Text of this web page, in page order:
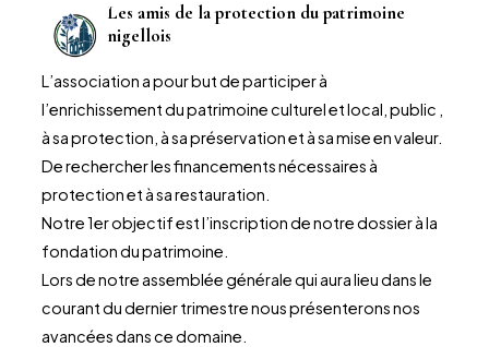
Les amis de la protection du patrimoine
nigellois
L’association a pour but de participer à
l’enrichissement du patrimoine culturel et local, public ,
à sa protection, à sa préservation et à sa mise en valeur.
De rechercher les financements nécessaires à
protection et à sa restauration.
Notre 1er objectif est l’inscription de notre dossier à la
fondation du patrimoine.
Lors de notre assemblée générale qui aura lieu dans le
courant du dernier trimestre nous présenterons nos
avancées dans ce domaine.